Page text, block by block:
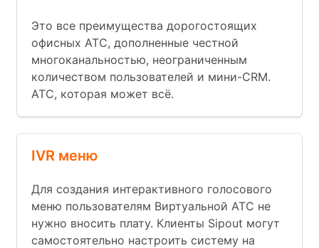
Это все преимущества дорогостоящих
офисных АТС, дополненные честной
многоканальностью, неограниченным
количеством пользователей и мини-CRM.
АТС, которая может всё.
IVR меню
Для создания интерактивного голосового
меню пользователям Виртуальной АТС не
нужно вносить плату. Клиенты Sipout могут
самостоятельно настроить систему на